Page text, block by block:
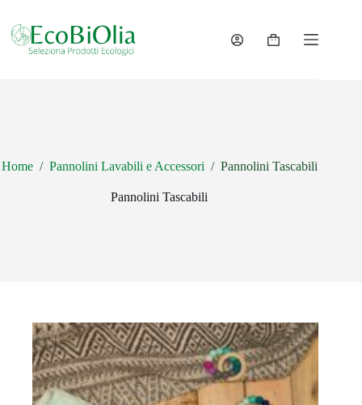
contenuto
Carrello
Home / Pannolini Lavabili e Accessori / Pannolini Tascabili
Pannolini Tascabili